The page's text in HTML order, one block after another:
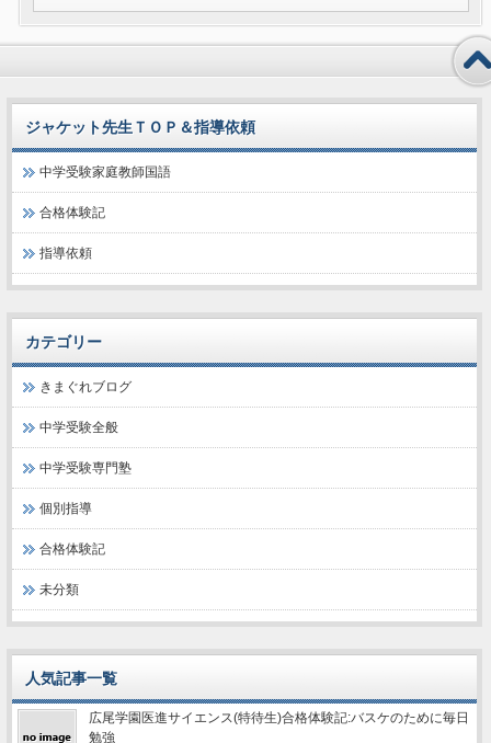
ジャケット先生ＴＯＰ＆指導依頼
中学受験家庭教師国語
合格体験記
指導依頼
カテゴリー
きまぐれブログ
中学受験全般
中学受験専門塾
個別指導
合格体験記
未分類
人気記事一覧
広尾学園医進サイエンス(特待生)合格体験記:バスケのために毎日
勉強